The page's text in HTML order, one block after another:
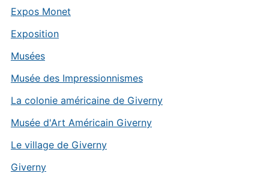
Expos Monet
Exposition
Musées
Musée des Impressionnismes
La colonie américaine de Giverny
Musée d'Art Américain Giverny
Le village de Giverny
Giverny